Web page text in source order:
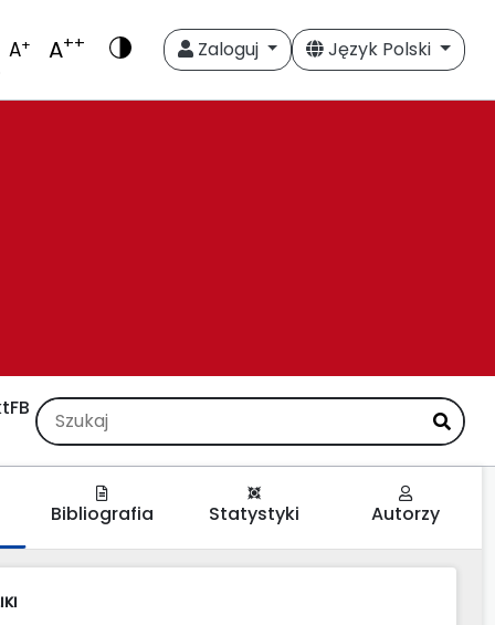
A+ A++ Zaloguj Język Polski
FB
Bibliografia Statystyki Autorzy